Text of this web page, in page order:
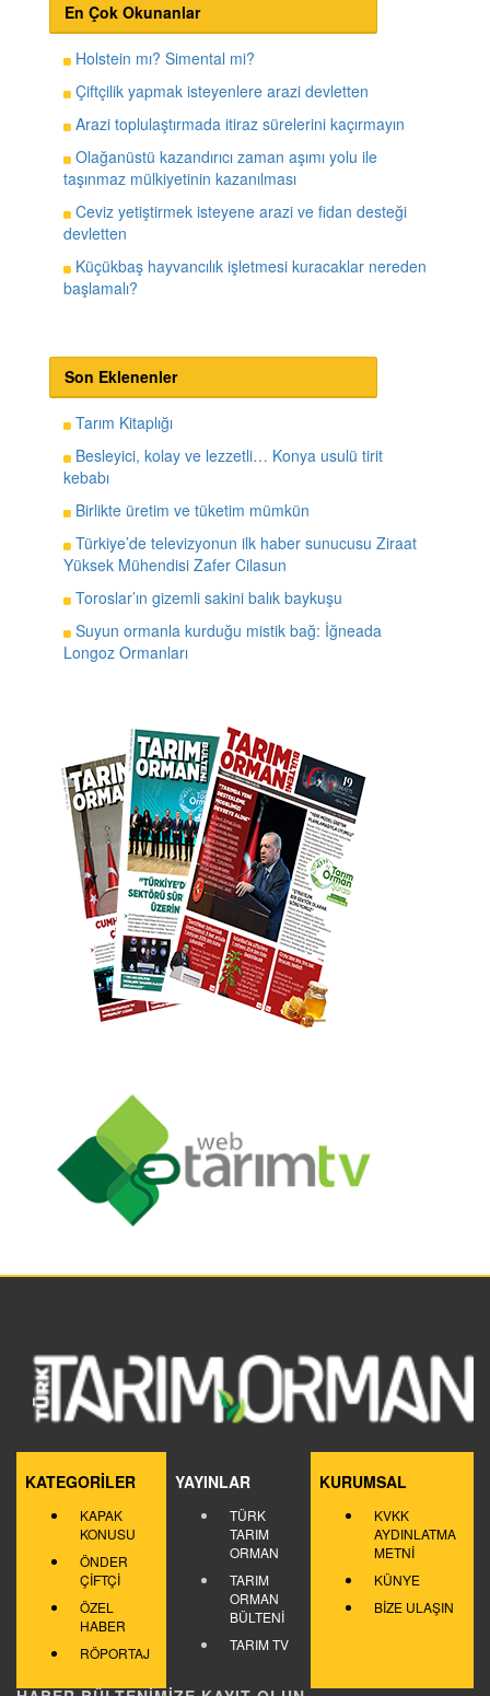
En Çok Okunanlar
Holstein mı? Simental mi?
Çiftçilik yapmak isteyenlere arazi devletten
Arazi toplulaştırmada itiraz sürelerini kaçırmayın
Olağanüstü kazandırıcı zaman aşımı yolu ile
taşınmaz mülkiyetinin kazanılması
Ceviz yetiştirmek isteyene arazi ve fidan desteği
devletten
Küçükbaş hayvancılık işletmesi kuracaklar nereden
başlamalı?
Son Eklenenler
Tarım Kitaplığı
Besleyici, kolay ve lezzetli… Konya usulü tirit
kebabı
Birlikte üretim ve tüketim mümkün
Türkiye’de televizyonun ilk haber sunucusu Ziraat
Yüksek Mühendisi Zafer Cilasun
Toroslar’ın gizemli sakini balık baykuşu
Suyun ormanla kurduğu mistik bağ: İğneada
Longoz Ormanları
KATEGORİLER
KAPAK
KONUSU
ÖNDER
ÇİFTÇİ
ÖZEL
HABER
RÖPORTAJ
YAYINLAR
TÜRK
TARIM
ORMAN
TARIM
ORMAN
BÜLTENİ
TARIM TV
KURUMSAL
KVKK
AYDINLATMA
METNİ
KÜNYE
BİZE ULAŞIN